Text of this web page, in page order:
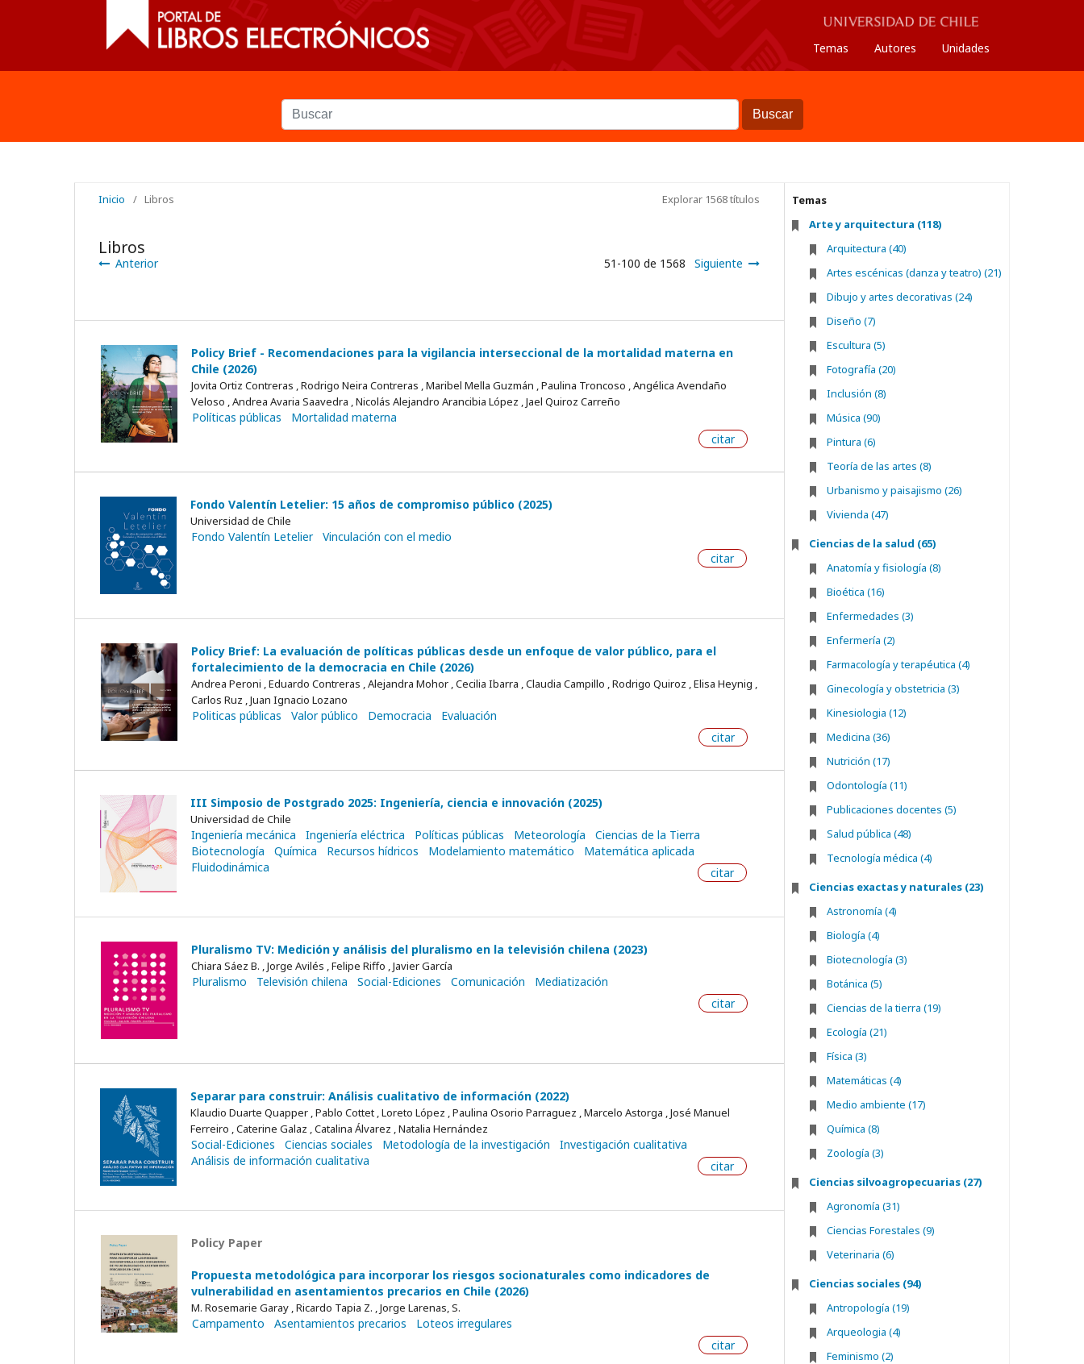
Temas Autores Unidades
Buscar
Inicio / Libros Explorar 1568 títulos
Libros
Anterior 51-100 de 1568 Siguiente
Policy Brief - Recomendaciones para la vigilancia interseccional de la mortalidad materna en
Chile (2026)
Jovita Ortiz Contreras , Rodrigo Neira Contreras , Maribel Mella Guzmán , Paulina Troncoso , Angélica Avendaño
Veloso , Andrea Avaria Saavedra , Nicolás Alejandro Arancibia López , Jael Quiroz Carreño
Políticas públicas
Mortalidad materna
citar
Fondo Valentín Letelier: 15 años de compromiso público (2025)
Universidad de Chile
Fondo Valentín Letelier
Vinculación con el medio
citar
Policy Brief: La evaluación de políticas públicas desde un enfoque de valor público, para el
fortalecimiento de la democracia en Chile (2026)
Andrea Peroni , Eduardo Contreras , Alejandra Mohor , Cecilia Ibarra , Claudia Campillo , Rodrigo Quiroz , Elisa Heynig ,
Carlos Ruz , Juan Ignacio Lozano
Politicas públicas Valor público Democracia
Evaluación
citar
III Simposio de Postgrado 2025: Ingeniería, ciencia e innovación (2025)
Universidad de Chile
Ingeniería mecánica Ingeniería eléctrica Políticas públicas Meteorología
Ciencias de la Tierra
Biotecnología
Química Recursos hídricos Modelamiento matemático
Matemática aplicada
Fluidodinámica
citar
Pluralismo TV: Medición y análisis del pluralismo en la televisión chilena (2023)
Chiara Sáez B. , Jorge Avilés , Felipe Riffo , Javier García
Pluralismo Televisión chilena Social-Ediciones Comunicación
Mediatización
citar
Separar para construir: Análisis cualitativo de información (2022)
Klaudio Duarte Quapper , Pablo Cottet , Loreto López , Paulina Osorio Parraguez , Marcelo Astorga , José Manuel
Ferreiro , Caterine Galaz , Catalina Álvarez , Natalia Hernández
Social-Ediciones Ciencias sociales Metodología de la investigación
Investigación cualitativa
Análisis de información cualitativa
citar
Policy Paper
Propuesta metodológica para incorporar los riesgos socionaturales como indicadores de
vulnerabilidad en asentamientos precarios en Chile (2026)
M. Rosemarie Garay , Ricardo Tapia Z. , Jorge Larenas, S.
Campamento Asentamientos precarios
Loteos irregulares
citar
Temas
Arte y arquitectura (118)
Arquitectura (40)
Artes escénicas (danza y teatro) (21)
Dibujo y artes decorativas (24)
Diseño (7)
Escultura (5)
Fotografía (20)
Inclusión (8)
Música (90)
Pintura (6)
Teoría de las artes (8)
Urbanismo y paisajismo (26)
Vivienda (47)
Ciencias de la salud (65)
Anatomía y fisiología (8)
Bioética (16)
Enfermedades (3)
Enfermería (2)
Farmacología y terapéutica (4)
Ginecología y obstetricia (3)
Kinesiologia (12)
Medicina (36)
Nutrición (17)
Odontología (11)
Publicaciones docentes (5)
Salud pública (48)
Tecnología médica (4)
Ciencias exactas y naturales (23)
Astronomía (4)
Biología (4)
Biotecnología (3)
Botánica (5)
Ciencias de la tierra (19)
Ecología (21)
Física (3)
Matemáticas (4)
Medio ambiente (17)
Química (8)
Zoología (3)
Ciencias silvoagropecuarias (27)
Agronomía (31)
Ciencias Forestales (9)
Veterinaria (6)
Ciencias sociales (94)
Antropología (19)
Arqueologia (4)
Feminismo (2)